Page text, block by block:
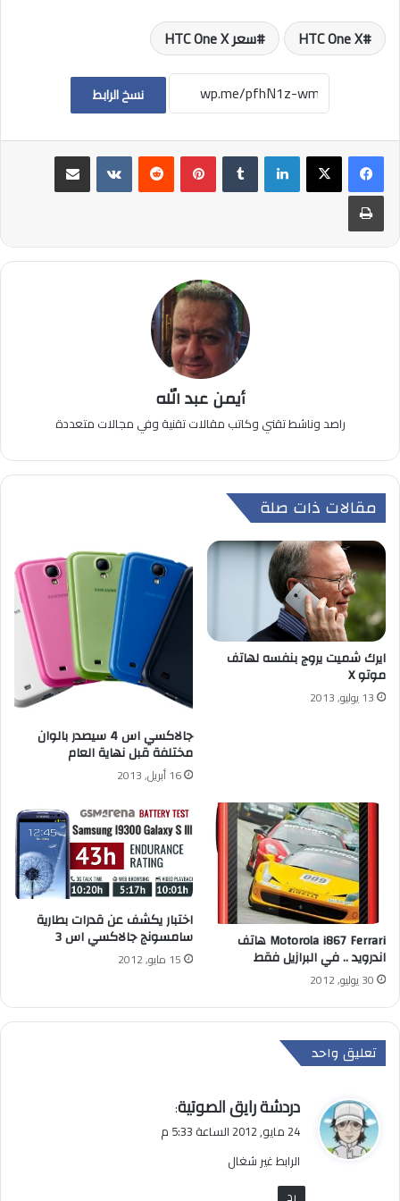
HTC One X سعر HTC One X
نسخ الرابط
لينكدإن بينتيريست
مشاركة عبر البريد
طباعة
أيمن عبد الله
راصد وناشط تقني وكاتب مقالات تقنية وفي مجالات متعددة
مقالات ذات صلة
ايرك شميت يروج بنفسه لهاتف
موتو X
13 يوليو, 2013
جالاكسي اس 4 سيصدر بالوان
مختلفة قبل نهاية العام
16 أبريل, 2013
Motorola i867 Ferrari هاتف
اندرويد .. في البرازيل فقط
30 يوليو, 2012
اختبار يكشف عن قدرات بطارية
سامسونج جالاكسي اس 3
15 مايو, 2012
تعليق واحد
ي
ق
ل
دردشة رايق الصوتية:
24 مايو, 2012 الساعة 5:33 م
الرابط غير شغال
رد